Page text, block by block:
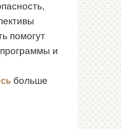
помогут
и
больше